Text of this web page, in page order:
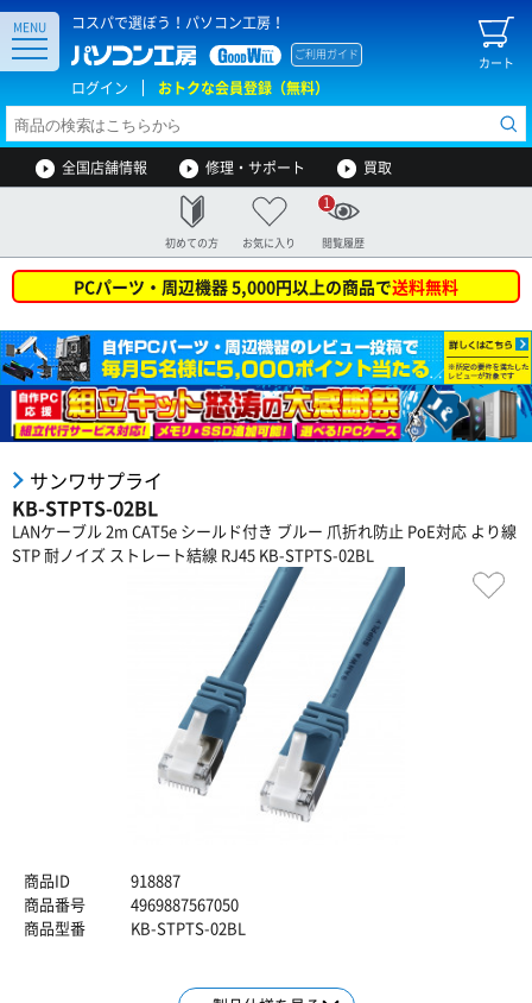
コスパで選ぼう！パソコン工房！
カート
ご利用ガイド
ログイン おトクな会員登録（無料）
MENU
全国店舗情報 修理・サポート 買取
初めての方 お気に入り 閲覧履歴
1
PCパーツ・周辺機器 5,000円以上の商品で送料無料
サンワサプライ
KB-STPTS-02BL
LANケーブル 2m CAT5e シールド付き ブルー 爪折れ防止 PoE対応 より線
STP 耐ノイズ ストレート結線 RJ45 KB-STPTS-02BL
商品ID
918887
商品番号
4969887567050
商品型番
KB-STPTS-02BL